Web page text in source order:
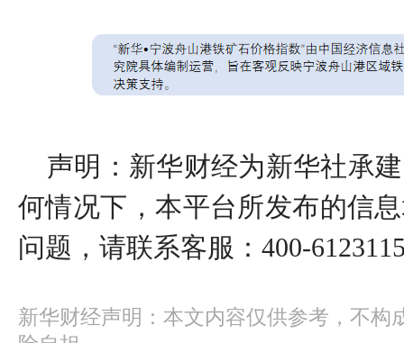
声明：新华财经为新华社承
何情况下，本平台所发布的信
问题，请联系客服：400-
新华财经声明：本文内容仅供参考，不构